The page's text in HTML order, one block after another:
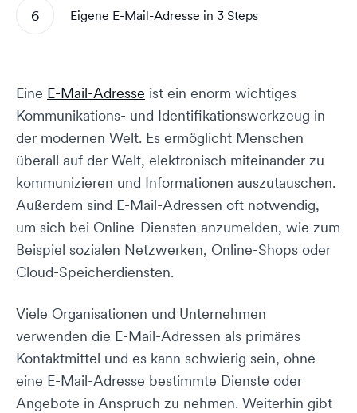
Eigene E-Mail-Adresse in 3 Steps
Eine E-Mail-Adresse ist ein enorm wichtiges
Kommunikations- und Identifikationswerkzeug in
der modernen Welt. Es ermöglicht Menschen
überall auf der Welt, elektronisch miteinander zu
kommunizieren und Informationen auszutauschen.
Außerdem sind E-Mail-Adressen oft notwendig,
um sich bei Online-Diensten anzumelden, wie zum
Beispiel sozialen Netzwerken, Online-Shops oder
Cloud-Speicherdiensten.
Viele Organisationen und Unternehmen
verwenden die E-Mail-Adressen als primäres
Kontaktmittel und es kann schwierig sein, ohne
eine E-Mail-Adresse bestimmte Dienste oder
Angebote in Anspruch zu nehmen. Weiterhin gibt